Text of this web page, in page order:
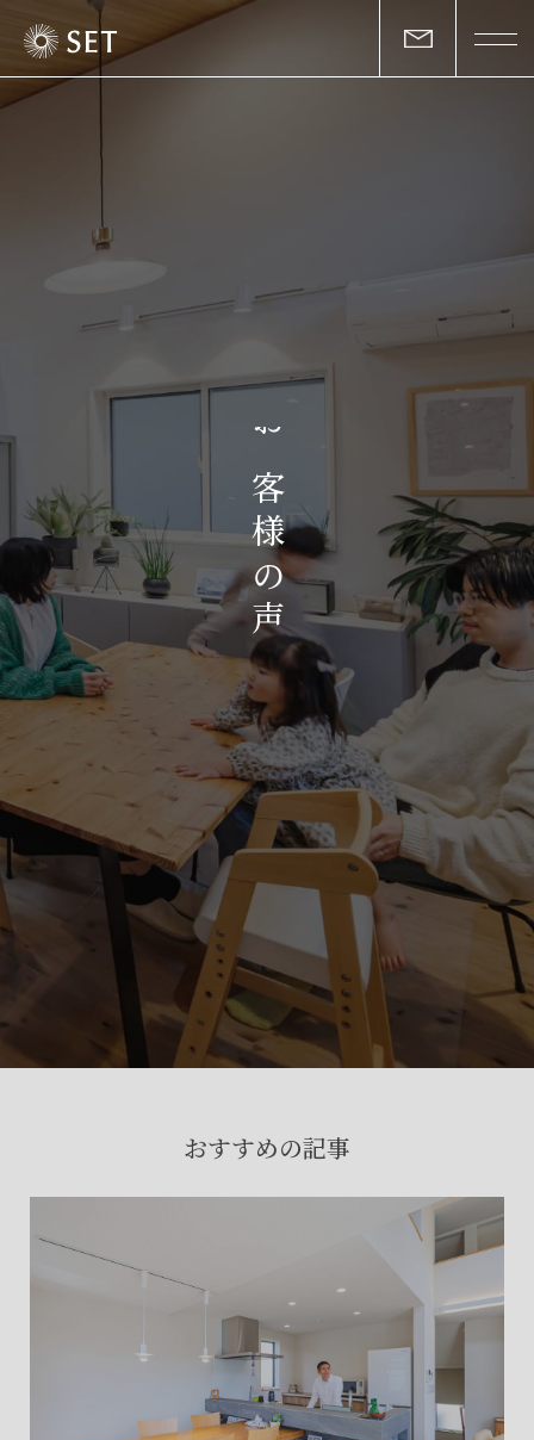
お
客
様
の
声
おすすめの記事
物件一覧
お客様の声
お知らせ・イベント
会社概要・アクセス
スタッフ紹介
プライバシーポリシー
賃貸管理サイトはこちら
会社に関することや物件についての
お問い合わせはこちらから
ご相談はこちら